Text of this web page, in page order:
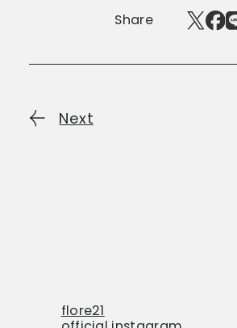
Share
Next
flore21